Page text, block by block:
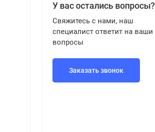
У вас остались вопросы?
Свяжитесь с нами, наш
специалист ответит на ваши
вопросы
Заказать звонок